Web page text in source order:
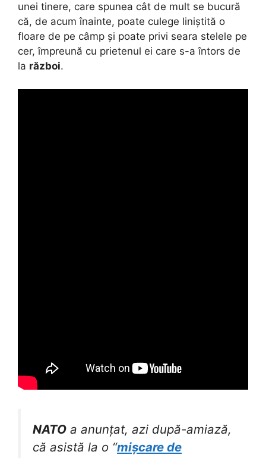
unei tinere, care spunea cât de mult se bucură
că, de acum înainte, poate culege liniștită o
floare de pe câmp și poate privi seara stelele pe
cer, împreună cu prietenul ei care s-a întors de
la război.
NATO a anunțat, azi după-amiază,
că asistă la o “mișcare de